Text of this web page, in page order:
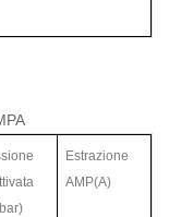
Estrazione
AMP(A)